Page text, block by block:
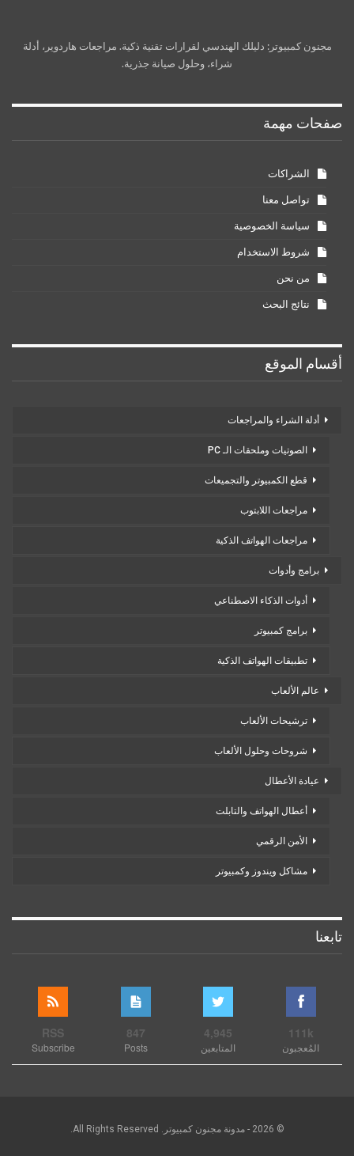
مجنون كمبيوتر: دليلك الهندسي لقرارات تقنية ذكية. مراجعات هاردوير، أدلة
شراء، وحلول صيانة جذرية.
صفحات مهمة
الشراكات
تواصل معنا
سياسة الخصوصية
شروط الاستخدام
من نحن
نتائج البحث
أقسام الموقع
أدلة الشراء والمراجعات
الصوتيات وملحقات الـ PC
قطع الكمبيوتر والتجميعات
مراجعات اللابتوب
مراجعات الهواتف الذكية
برامج وأدوات
أدوات الذكاء الاصطناعي
برامج كمبيوتر
تطبيقات الهواتف الذكية
عالم الألعاب
ترشيحات الألعاب
شروحات وحلول الألعاب
عيادة الأعطال
أعطال الهواتف والتابلت
الأمن الرقمي
مشاكل ويندوز وكمبيوتر
تابعنا
111k
المُعجبون
4,945
المتابعين
847
Posts
RSS
Subscribe
© 2026 - مدونة مجنون كمبيوتر. All Rights Reserved.